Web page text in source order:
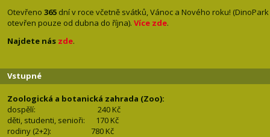
Otevřeno 365 dní v roce včetně svátků, Vánoc a Nového roku! (DinoPark
otevřen pouze od dubna do října). Více zde.
Najdete nás zde.
Vstupné
Zoologická a botanická zahrada (Zoo):
dospělí:
240 Kč
děti, studenti, senioři: 170 Kč
rodiny (2+2): 780 Kč